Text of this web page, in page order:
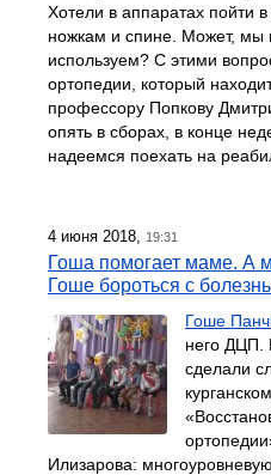
Хотели в аппаратах пойти
ножкам и спине. Может, мы
используем? С этими
ортопедии, который
профессору Попкову
опять в сборах, в конце
надеемся поехать на
4 июня 2018, 19:31
Гоша помогает маме. А
Гоше бороться с
Гоше
него ДЦП.
сделали
Илизарова: